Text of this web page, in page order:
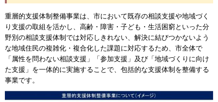
重層的支援体制整備事業は、市において既存の相談支援や地域づく
り支援の取組を活かし、高齢・障害・子ども・生活困窮といった分
野別の相談支援体制では対応しきれない、解決に結びつかないよう
な地域住民の複雑化・複合化した課題に対応するため、市全体で
「属性を問わない相談支援」「参加支援」及び「地域づくりに向け
た支援」を一体的に実施することで、包括的な支援体制を整備する
事業です。